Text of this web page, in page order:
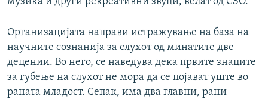
Организацијата направи истражување на база на
научните сознанија за слухот од минатите две
децении. Во него, се наведува дека првите знаците
за губење на слухот не мора да се појават уште во
раната младост. Сепак, има два главни, рани